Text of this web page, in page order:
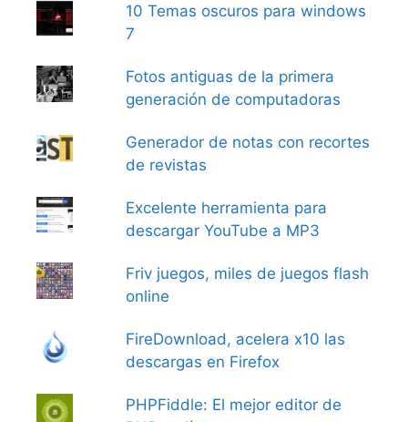
10 Temas oscuros para windows
7
Fotos antiguas de la primera
generación de computadoras
Generador de notas con recortes
de revistas
Excelente herramienta para
descargar YouTube a MP3
Friv juegos, miles de juegos flash
online
FireDownload, acelera x10 las
descargas en Firefox
PHPFiddle: El mejor editor de